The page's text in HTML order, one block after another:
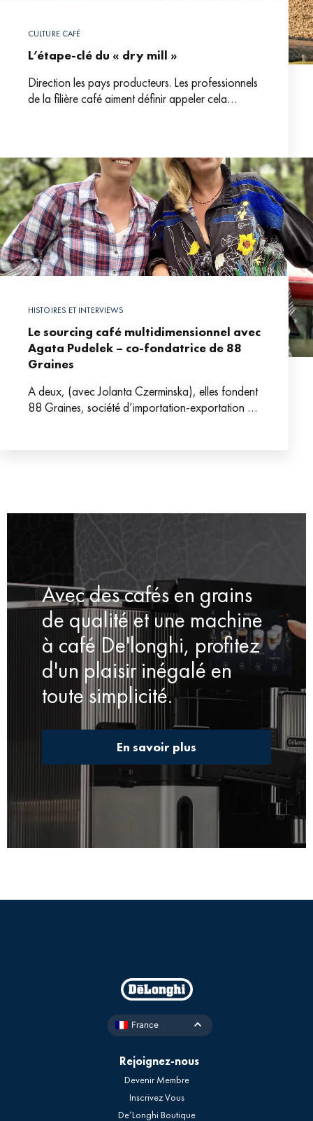
CULTURE CAFÉ
L’étape-clé du « dry mill »
Direction les pays producteurs. Les professionnels
de la filière café aiment définir appeler cela
HISTOIRES ET INTERVIEWS
Le sourcing café multidimensionnel avec
Agata Pudelek – co-fondatrice de 88
Graines
A deux, (avec Jolanta Czerminska), elles fondent
88 Graines, société d’importation-exportation de
Avec des cafés en grains
de qualité et une machine
à café De'longhi, profitez
d'un plaisir inégalé en
toute simplicité.
En savoir plus
France
Rejoignez-nous
Devenir Membre
Inscrivez Vous
De’Longhi Boutique